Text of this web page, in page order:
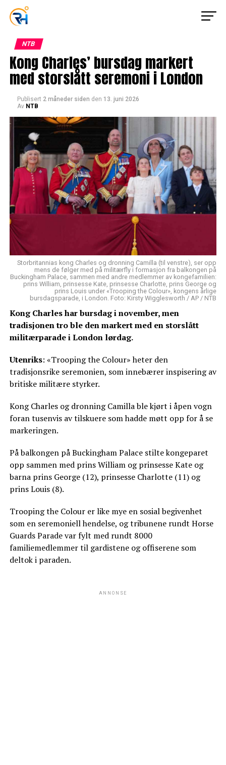
NTB
Kong Charles’ bursdag markert
med storslått seremoni i London
Publisert 2 måneder siden den 13. juni 2026
Av NTB
Storbritannias kong Charles og dronning Camilla (til venstre), ser opp
mens de følger med på militærfly i formasjon fra balkongen på
Buckingham Palace, sammen med andre medlemmer av kongefamilien:
prins William, prinsesse Kate, prinsesse Charlotte, prins George og
prins Louis under «Trooping the Colour», kongens årlige
bursdagsparade, i London. Foto: Kirsty Wigglesworth / AP / NTB
Kong Charles har bursdag i november, men
tradisjonen tro ble den markert med en storslått
militærparade i London lørdag.
Utenriks: «Trooping the Colour» heter den
tradisjonsrike seremonien, som innebærer inspisering av
britiske militære styrker.
Kong Charles og dronning Camilla ble kjørt i åpen vogn
foran tusenvis av tilskuere som hadde møtt opp for å se
markeringen.
På balkongen på Buckingham Palace stilte kongeparet
opp sammen med prins William og prinsesse Kate og
barna prins George (12), prinsesse Charlotte (11) og
prins Louis (8).
Trooping the Colour er like mye en sosial begivenhet
som en seremoniell hendelse, og tribunene rundt Horse
Guards Parade var fylt med rundt 8000
familiemedlemmer til gardistene og offiserene som
deltok i paraden.
ANNONSE